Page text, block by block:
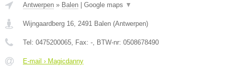
Antwerpen » Balen | Google maps ▼
Wijngaardberg 16 2491 Balen (Antwerpen)
Tel: 0475200065 , Fax: - , BTW-nr: 0508678490
E-mail › Magicdanny